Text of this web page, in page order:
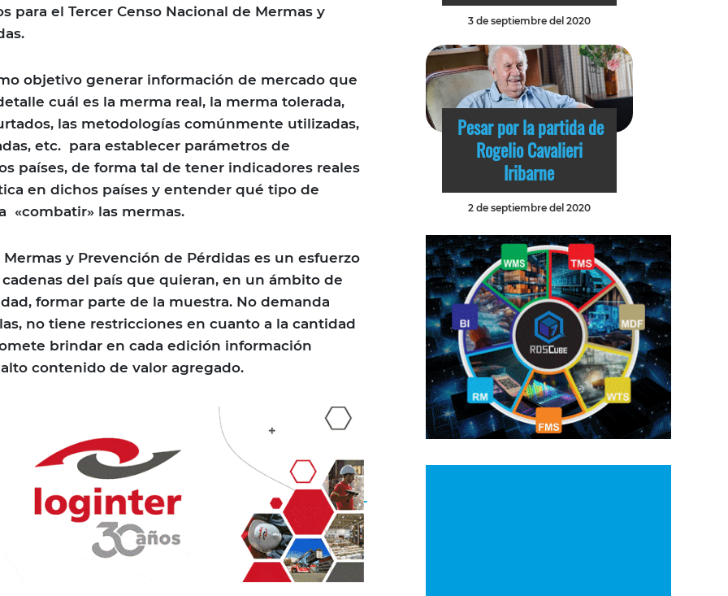
para el Tercer Censo Nacional de Mermas y
objetivo generar información de mercado que
cuál es la merma real, la merma tolerada,
las metodologías comúnmente utilizadas,
etc. para establecer parámetros de
países, de forma tal de tener indicadores reales
en dichos países y entender qué tipo de
«combatir» las mermas.
Mermas y Prevención de Pérdidas es un esfuerzo
del país que quieran, en un ámbito de
formar parte de la muestra. No demanda
no tiene restricciones en cuanto a la cantidad
brindar en cada edición información
contenido de valor agregado.
3 de septiembre del 2020
Pesar por la partida de
Rogelio Cavalieri
Iribarne
2 de septiembre del 2020